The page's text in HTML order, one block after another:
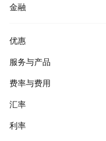
金融
优惠
服务与产品
费率与费用
汇率
利率